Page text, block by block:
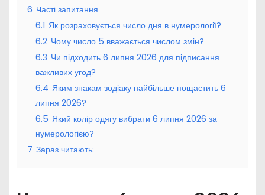
6 Часті запитання
6.1 Як розраховується число дня в нумерології?
6.2 Чому число 5 вважається числом змін?
6.3 Чи підходить 6 липня 2026 для підписання
важливих угод?
6.4 Яким знакам зодіаку найбільше пощастить 6
липня 2026?
6.5 Який колір одягу вибрати 6 липня 2026 за
нумерологією?
7 Зараз читають: